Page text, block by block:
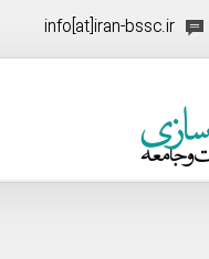
info[at]iran-bssc.ir